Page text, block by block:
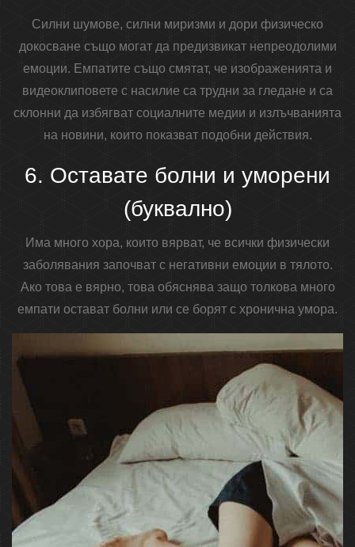
Силни шумове, силни миризми и дори физическо
докосване също могат да предизвикат непреодолими
емоции. Емпатите също смятат, че изображенията и
видеоклиповете с насилие са трудни за гледане и са
склонни да избягват социалните медии и излъчванията
на новини, които показват подобни действия.
6. Оставате болни и уморени
(буквално)
Има много хора, които вярват, че всички физически
заболявания започват с негативни емоции в тялото.
Ако това е вярно, това обяснява защо толкова много
емпати остават болни или се борят с хронична умора.